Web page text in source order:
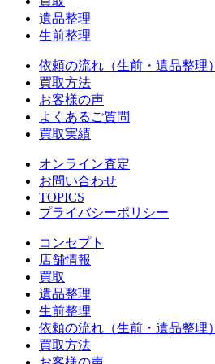
遺品整理
生前整理
依頼の流れ（生前・遺品整理）
買取方法
お客様の声
よくあるご質問
買取実績
オンライン査定
お問い合わせ
TOPICS
プライバシーポリシー
コンセプト
店舗情報
買取
遺品整理
生前整理
依頼の流れ（生前・遺品整理）
買取方法